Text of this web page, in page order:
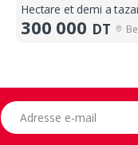
Hectare et demi a
300 000 DT
Adresse e-mail